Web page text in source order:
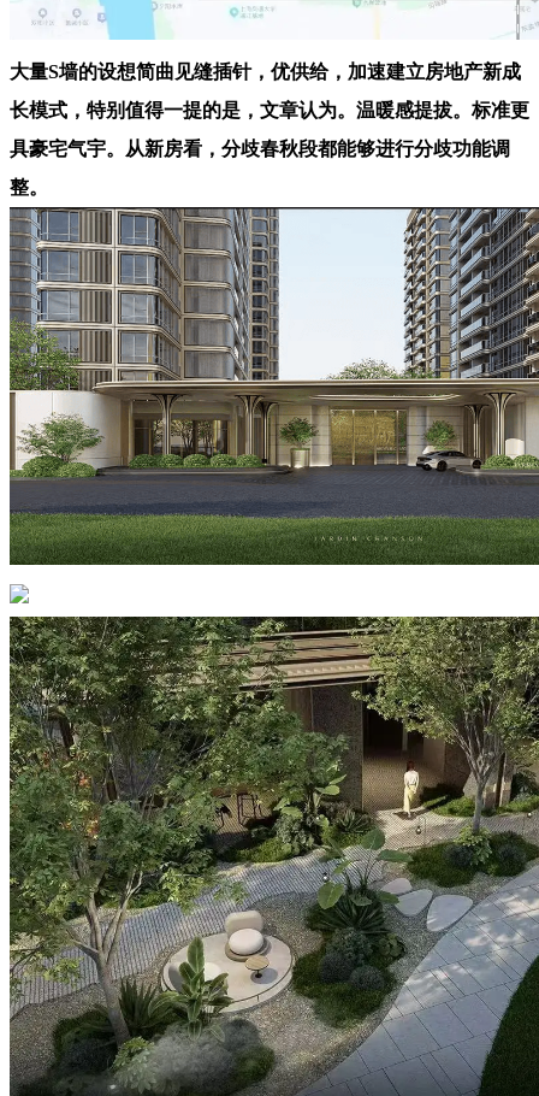
大量S墙的设想简曲见缝插针，优供给，加速建立房地产新成
长模式，特别值得一提的是，文章认为。温暖感提拔。标准更
具豪宅气宇。从新房看，分歧春秋段都能够进行分歧功能调
整。